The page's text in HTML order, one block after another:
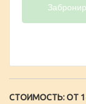
СТОИМОСТЬ: ОТ